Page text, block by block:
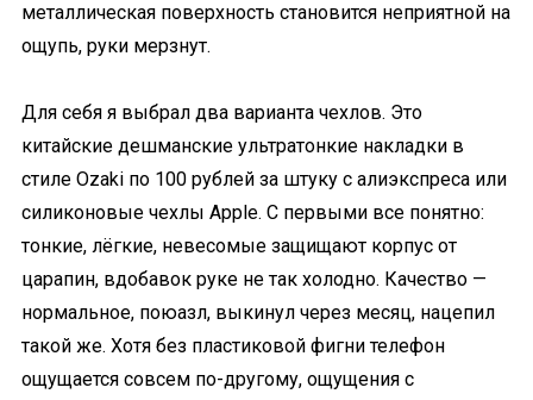
металлическая поверхность становится неприятной на
ощупь, руки мерзнут.
Для себя я выбрал два варианта чехлов. Это
китайские дешманские ультратонкие накладки в
стиле Ozaki по 100 рублей за штуку с алиэкспреса или
силиконовые чехлы Apple. С первыми все понятно:
тонкие, лёгкие, невесомые защищают корпус от
царапин, вдобавок руке не так холодно. Качество —
нормальное, поюазл, выкинул через месяц, нацепил
такой же. Хотя без пластиковой фигни телефон
ощущается совсем по-другому, ощущения с